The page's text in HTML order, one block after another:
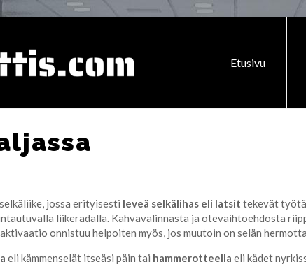
Etusivu
jossa erityisesti leveä selkälihas eli latsit tekevät
liikeradalla. Kahvavalinnasta ja otevaihtoehdosta
onnistuu helpoiten myös, jos muutoin on selän
eli kämmenselät itseäsi päin tai hammerotteella eli kädet